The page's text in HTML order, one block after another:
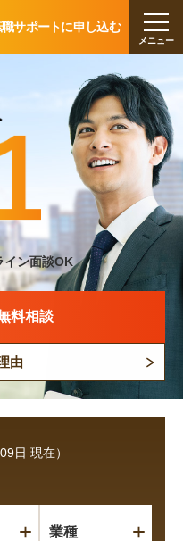
サポートに申し込む
イン面談OK
料相談
由
日 現在）
業種